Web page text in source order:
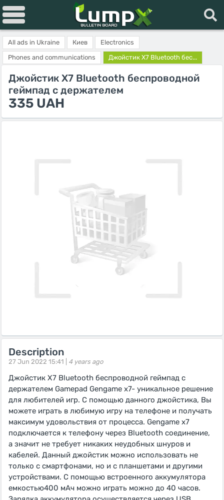
All ads in Ukraine Киев
Electronics
Phones and communications
Джойстик X7 Bluetooth бес...
Джойстик X7 Bluetooth беспроводной
геймпад с держателем
335 UAH
Description
27 Jun 2022 15:41 | 4 years ago
Джойстик X7 Bluetooth беспроводной геймпад с
держателем Gamepad Gengame x7- уникальное решение
для любителей игр. С помощью данного джойстика, Вы
можете играть в любимую игру на телефоне и получать
максимум удовольствия от процесса. Gengame x7
подключается к телефону через Bluetooth соединение,
а значит не требует никаких неудобных шнуров и
кабелей. Данный джойстик можно использовать не
только с смартфонами, но и с планшетами и другими
устройствами. С помощью встроенного аккумулятора
емкостью400 мАч можно играть можно до 40 часов.